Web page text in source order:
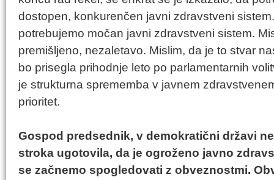
dostopen, konkurenčen javni zdravstveni
potrebujemo močan javni zdravstveni sistem.
premišljeno, nezaletavo. Mislim, da je to stvar
bo prisegla prihodnje leto po parlamentarnih
je strukturna sprememba v javnem
prioritet.
Gospod predsednik, v demokratični državi
stroka ugotovila, da je ogroženo javno
se začnemo spogledovati z obveznostmi.